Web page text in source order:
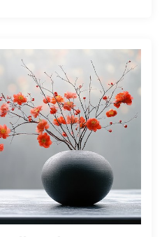
maison : comment bien
pour économiser de
choisir pour une
?